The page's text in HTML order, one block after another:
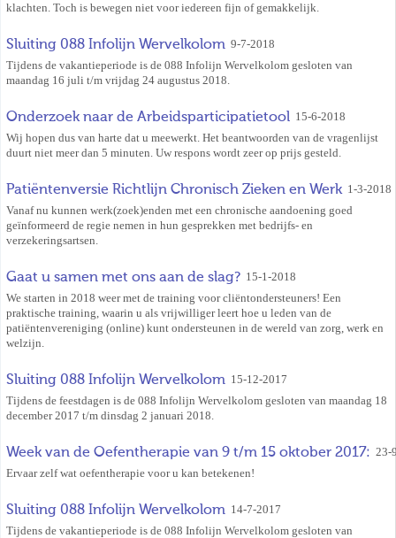
klachten. Toch is bewegen niet voor iedereen fijn of gemakkelijk.
Sluiting 088 Infolijn Wervelkolom 9-7-2018
Tijdens de vakantieperiode is de 088 Infolijn Wervelkolom gesloten van
maandag 16 juli t/m vrijdag 24 augustus 2018.
Onderzoek naar de Arbeidsparticipatietool 15-6-2018
Wij hopen dus van harte dat u meewerkt. Het beantwoorden van de vragenlijst
duurt niet meer dan 5 minuten. Uw respons wordt zeer op prijs gesteld.
Patiëntenversie Richtlijn Chronisch Zieken en Werk 1-3-2018
Vanaf nu kunnen werk(zoek)enden met een chronische aandoening goed
geïnformeerd de regie nemen in hun gesprekken met bedrijfs- en
verzekeringsartsen.
Gaat u samen met ons aan de slag? 15-1-2018
We starten in 2018 weer met de training voor cliëntondersteuners! Een
praktische training, waarin u als vrijwilliger leert hoe u leden van de
patiëntenvereniging (online) kunt ondersteunen in de wereld van zorg, werk en
welzijn.
Sluiting 088 Infolijn Wervelkolom 15-12-2017
Tijdens de feestdagen is de 088 Infolijn Wervelkolom gesloten van maandag 18
december 2017 t/m dinsdag 2 januari 2018.
Week van de Oefentherapie van 9 t/m 15 oktober 2017: 23-
Ervaar zelf wat oefentherapie voor u kan betekenen!
Sluiting 088 Infolijn Wervelkolom 14-7-2017
Tijdens de vakantieperiode is de 088 Infolijn Wervelkolom gesloten van